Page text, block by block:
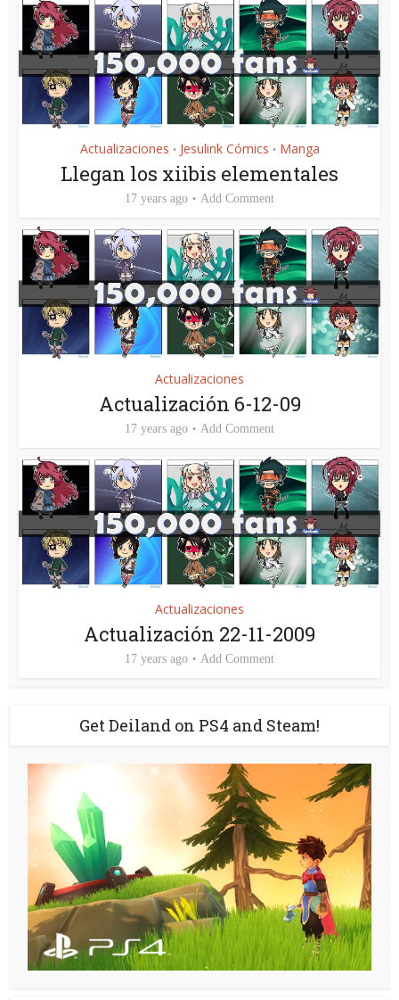
Actualizaciones • Jesulink Cómics • Manga
Llegan los xiibis elementales
17 years ago Add Comment
Actualizaciones
Actualización 6-12-09
17 years ago Add Comment
Actualizaciones
Actualización 22-11-2009
17 years ago Add Comment
Get Deiland on PS4 and Steam!